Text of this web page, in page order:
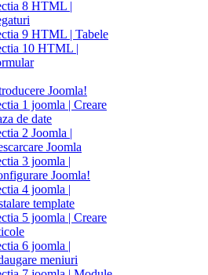
8 HTML |
9 HTML | Tabele
10 HTML |
Joomla!
1 joomla | Creare
de date
2 Joomla |
Joomla
3 joomla |
Joomla!
4 joomla |
template
5 joomla | Creare
6 joomla |
meniuri